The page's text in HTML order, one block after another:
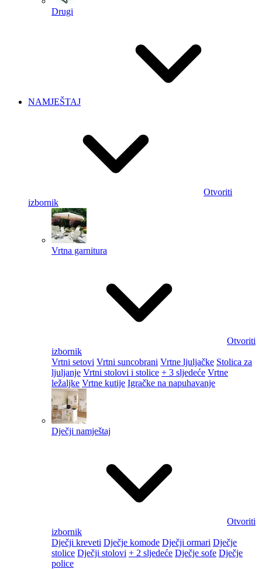
Drugi
NAMJEŠTAJ
Otvoriti
izbornik
Vrtna garnitura
Otvoriti
izbornik
Vrtni setovi Vrtni suncobrani Vrtne ljuljačke Stolica za
ljuljanje Vrtni stolovi i stolice + 3 sljedeće Vrtne
ležaljke Vrtne kutije Igračke na napuhavanje
Dječji namještaj
Otvoriti
izbornik
Dječji kreveti Dječje komode Dječji ormari Dječje
stolice Dječji stolovi + 2 sljedeće Dječje sofe Dječje
police